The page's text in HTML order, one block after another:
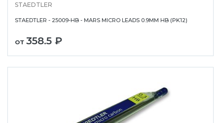
STAEDTLER
STAEDTLER - 25009-HB - MARS MICRO LEADS 0.9MM HB (PK12)
от 358.5 ₽